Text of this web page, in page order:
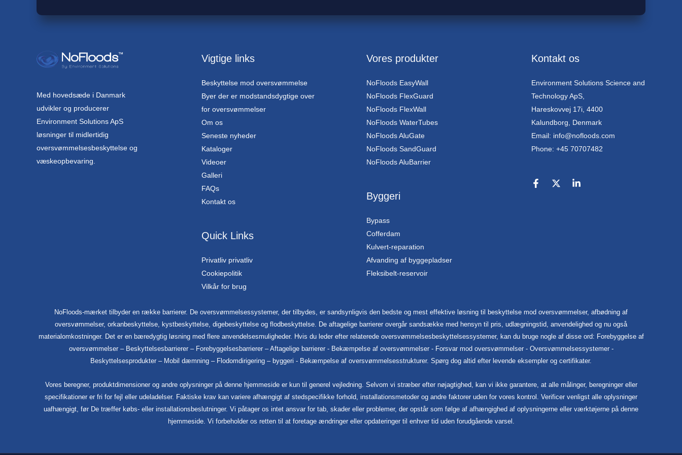
Med hovedsæde i Danmark
udvikler og producerer
Environment Solutions ApS
løsninger til midlertidig
oversvømmelsesbeskyttelse og
væskeopbevaring.
Vigtige links
Beskyttelse mod oversvømmelse
Byer der er modstandsdygtige over
for oversvømmelser
Om os
Seneste nyheder
Kataloger
Videoer
Galleri
FAQs
Kontakt os
Quick Links
Privatliv privatliv
Cookiepolitik
Vilkår for brug
Vores produkter
NoFloods EasyWall
NoFloods FlexGuard
NoFloods FlexWall
NoFloods WaterTubes
NoFloods AluGate
NoFloods SandGuard
NoFloods AluBarrier
Byggeri
Bypass
Cofferdam
Kulvert-reparation
Afvanding af byggepladser
Fleksibelt-reservoir
Kontakt os
Environment Solutions Science and
Technology ApS,
Hareskovvej 17i, 4400
Kalundborg, Denmark
Email: info@nofloods.com
Phone: +45 70707482
NoFloods-mærket tilbyder en række barrierer. De oversvømmelsessystemer, der tilbydes, er sandsynligvis den bedste og mest effektive løsning til beskyttelse mod oversvømmelser, afbødning af
oversvømmelser, orkanbeskyttelse, kystbeskyttelse, digebeskyttelse og flodbeskyttelse. De aftagelige barrierer overgår sandsække med hensyn til pris, udlægningstid, anvendelighed og nu også
materialomkostninger. Det er en bæredygtig løsning med flere anvendelsesmuligheder. Hvis du leder efter relaterede oversvømmelsesbeskyttelsessystemer, kan du bruge nogle af disse ord: Forebyggelse af
oversvømmelser – Beskyttelsesbarrierer – Forebyggelsesbarrierer – Aftagelige barrierer - Bekæmpelse af oversvømmelser - Forsvar mod oversvømmelser - Oversvømmelsessystemer -
Beskyttelsesprodukter – Mobil dæmning – Flodomdirigering – byggeri - Bekæmpelse af oversvømmelsesstrukturer. Spørg dog altid efter levende eksempler og certifikater.
Vores beregner, produktdimensioner og andre oplysninger på denne hjemmeside er kun til generel vejledning. Selvom vi stræber efter nøjagtighed, kan vi ikke garantere, at alle målinger, beregninger eller
specifikationer er fri for fejl eller udeladelser. Faktiske krav kan variere afhængigt af stedspecifikke forhold, installationsmetoder og andre faktorer uden for vores kontrol. Verificer venligst alle oplysninger
uafhængigt, før De træffer købs- eller installationsbeslutninger. Vi påtager os intet ansvar for tab, skader eller problemer, der opstår som følge af afhængighed af oplysningerne eller værktøjerne på denne
hjemmeside. Vi forbeholder os retten til at foretage ændringer eller opdateringer til enhver tid uden forudgående varsel.